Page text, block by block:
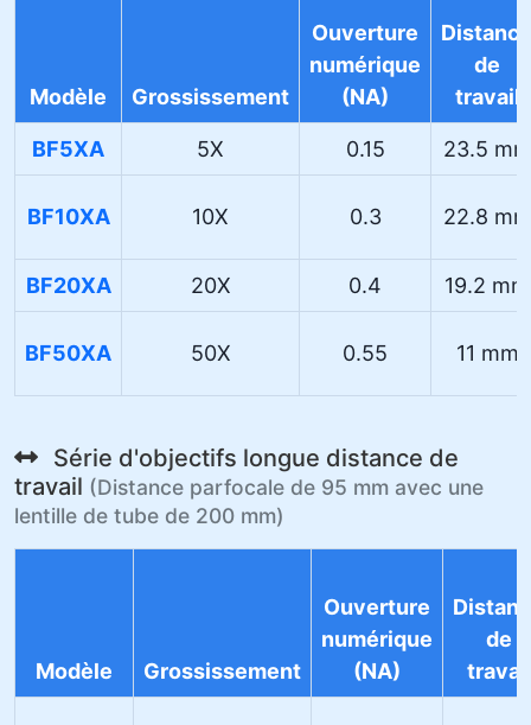
Modèle Grossissement
Ouverture
numérique
(NA)
de
travail
BF5XA 5X 0.15 23.5 mm
BF10XA 10X 0.3 22.8 mm
BF20XA 20X 0.4 19.2 mm
BF50XA 50X 0.55 11 mm
Série d'objectifs longue distance de
travail (Distance parfocale de 95 mm avec une
lentille de tube de 200 mm)
Modèle Grossissement
Ouverture
numérique
(NA)
de
travail